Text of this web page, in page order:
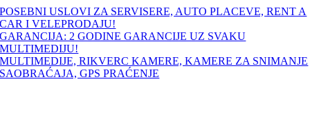
Skip
to
content
POSEBNI USLOVI ZA SERVISERE, AUTO PLACEVE, RENT A
CAR I VELEPRODAJU!
GARANCIJA: 2 GODINE GARANCIJE UZ SVAKU
MULTIMEDIJU!
MULTIMEDIJE, RIKVERC KAMERE, KAMERE ZA SNIMANJE
SAOBRAĆAJA, GPS PRAĆENJE